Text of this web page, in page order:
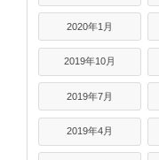
2020年1月
2019年10月
2019年7月
2019年4月